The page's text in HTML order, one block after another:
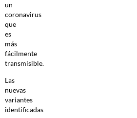
un
coronavirus
que
es
más
fácilmente
transmisible.
Las
nuevas
variantes
identificadas